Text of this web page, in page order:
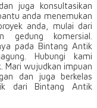
juga konsultasikan
anda menemukan
anda, mulai dari
gedung komersial.
pada Bintang Antik
Hubungi kami
Mari wujudkan impuan
dan juga berkelas
dari Bintang Antik